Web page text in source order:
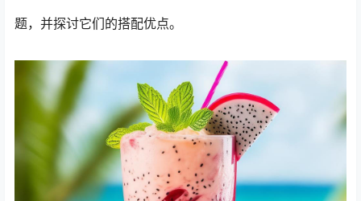
题，并探讨它们的搭配优点。